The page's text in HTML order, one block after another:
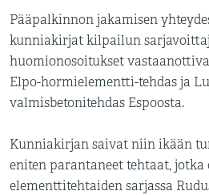
Pääpalkinnon jakamisen
kunniakirjat kilpailun
huomionosoitukset
Elpo-hormielementti-tehdas ja
valmisbetonitehdas Espoosta.
Kunniakirjan saivat niin ikään
eniten parantaneet tehtaat,
elementtitehtaiden sarjassa